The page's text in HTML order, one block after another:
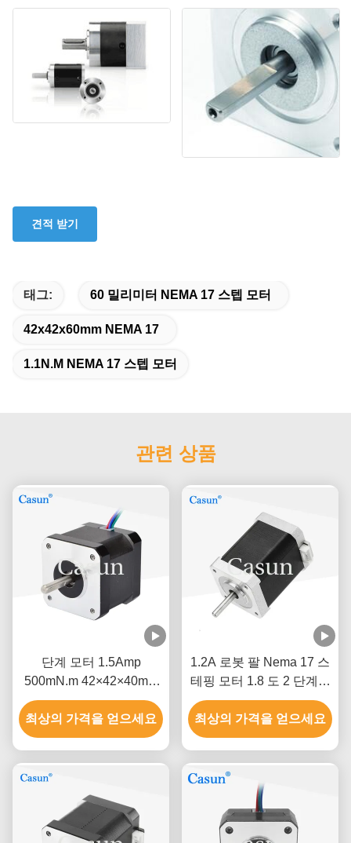
견적 받기
태그: 60 밀리미터 NEMA 17 스텝 모터
42x42x60mm NEMA 17
1.1N.M NEMA 17 스텝 모터
관련 상품
단계 모터 1.5Amp
500mN.m 42×42×40mm
ISO CE와 함께 NEMA 17
최상의 가격을 얻으세요
1.2A 로봇 팔 Nema 17 스
테핑 모터 1.8 도 2 단계고
정밀도
최상의 가격을 얻으세요